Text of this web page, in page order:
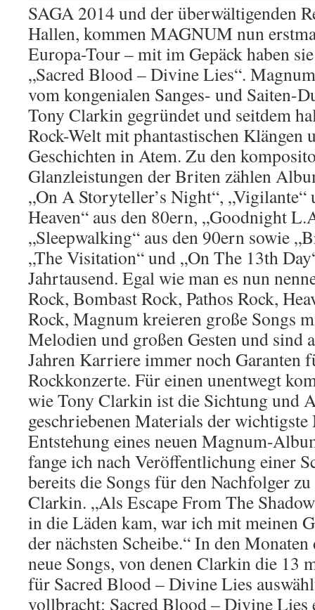
SAGA 2014 und der überwältigenden
Hallen, kommen MAGNUM nun
Europa-Tour – mit im Gepäck haben
„Sacred Blood – Divine Lies“.
vom kongenialen Sanges- und Saiten-
Tony Clarkin gegründet und seitdem
Rock-Welt mit phantastischen Klängen
Geschichten in Atem. Zu den
Glanzleistungen der Briten zählen
„On A Storyteller’s Night“, „Vigilante“
Heaven“ aus den 80ern, „Goodnight
„Sleepwalking“ aus den 90ern sowie
„The Visitation“ und „On The 13th
Jahrtausend. Egal wie man es nun
Rock, Bombast Rock, Pathos Rock,
Rock, Magnum kreieren große Songs
Melodien und großen Gesten und sind
Jahren Karriere immer noch Garanten
Rockkonzerte. Für einen unentwegt
wie Tony Clarkin ist die Sichtung und
geschriebenen Materials der
Entstehung eines neuen Magnum-
fange ich nach Veröffentlichung einer
bereits die Songs für den Nachfolger
Clarkin. „Als Escape From The
in die Läden kam, war ich mit meinen
der nächsten Scheibe.“ In den Monaten
neue Songs, von denen Clarkin die 13
für Sacred Blood – Divine Lies
vollbracht: Sacred Blood – Divine Lies